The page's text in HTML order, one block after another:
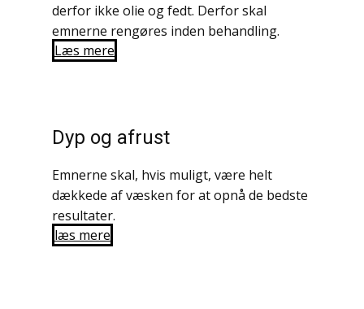
derfor ikke olie og fedt. Derfor skal
emnerne rengøres inden behandling.
Læs mere
Dyp og afrust
Emnerne skal, hvis muligt, være helt
dækkede af væsken for at opnå de bedste
resultater.
læs mere